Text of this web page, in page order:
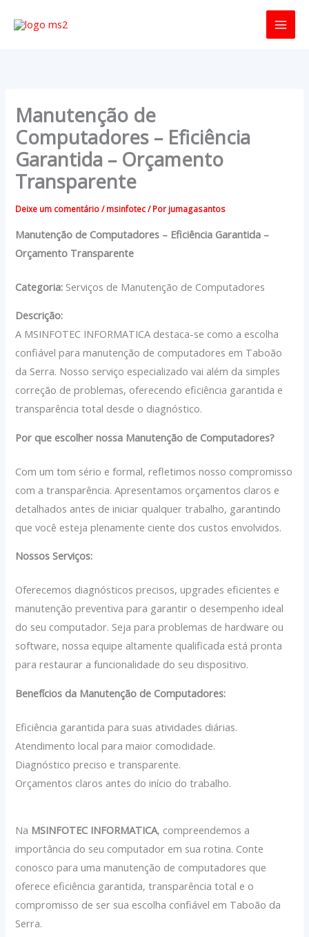
para
Manutenção de
Computadores – Eficiência
Garantida – Orçamento
Transparente
Deixe um comentário /msinfotec/ Por jumagasantos
Manutenção de Computadores – Eficiência Garantida –
Orçamento Transparente
Categoria: Serviços de Manutenção de Computadores
Descrição:
A MSINFOTEC INFORMATICA destaca-se como a escolha
confiável para manutenção de computadores em Taboão
da Serra. Nosso serviço especializado vai além da simples
correção de problemas, oferecendo eficiência garantida e
transparência total desde o diagnóstico.
Por que escolher nossa Manutenção de Computadores?
Com um tom sério e formal, refletimos nosso compromisso
com a transparência. Apresentamos orçamentos claros e
detalhados antes de iniciar qualquer trabalho, garantindo
que você esteja plenamente ciente dos custos envolvidos.
Nossos Serviços:
Oferecemos diagnósticos precisos, upgrades eficientes e
manutenção preventiva para garantir o desempenho ideal
do seu computador. Seja para problemas de hardware ou
software, nossa equipe altamente qualificada está pronta
para restaurar a funcionalidade do seu dispositivo.
Benefícios da Manutenção de Computadores:
Eficiência garantida para suas atividades diárias.
Atendimento local para maior comodidade.
Diagnóstico preciso e transparente.
Orçamentos claros antes do início do trabalho.
Na MSINFOTEC INFORMATICA, compreendemos a
importância do seu computador em sua rotina. Conte
conosco para uma manutenção de computadores que
oferece eficiência garantida, transparência total e o
compromisso de ser sua escolha confiável em Taboão da
Serra.